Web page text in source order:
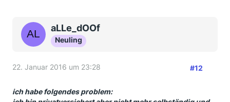
aLLe_dOOf
Neuling
22. Januar 2016 um 23:28 #12
ich habe folgendes problem: